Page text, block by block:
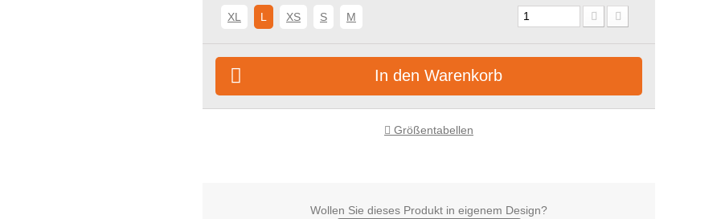
XL L XS S M
In den Warenkorb
Größentabellen
Wollen Sie dieses Produkt in eigenem Design?